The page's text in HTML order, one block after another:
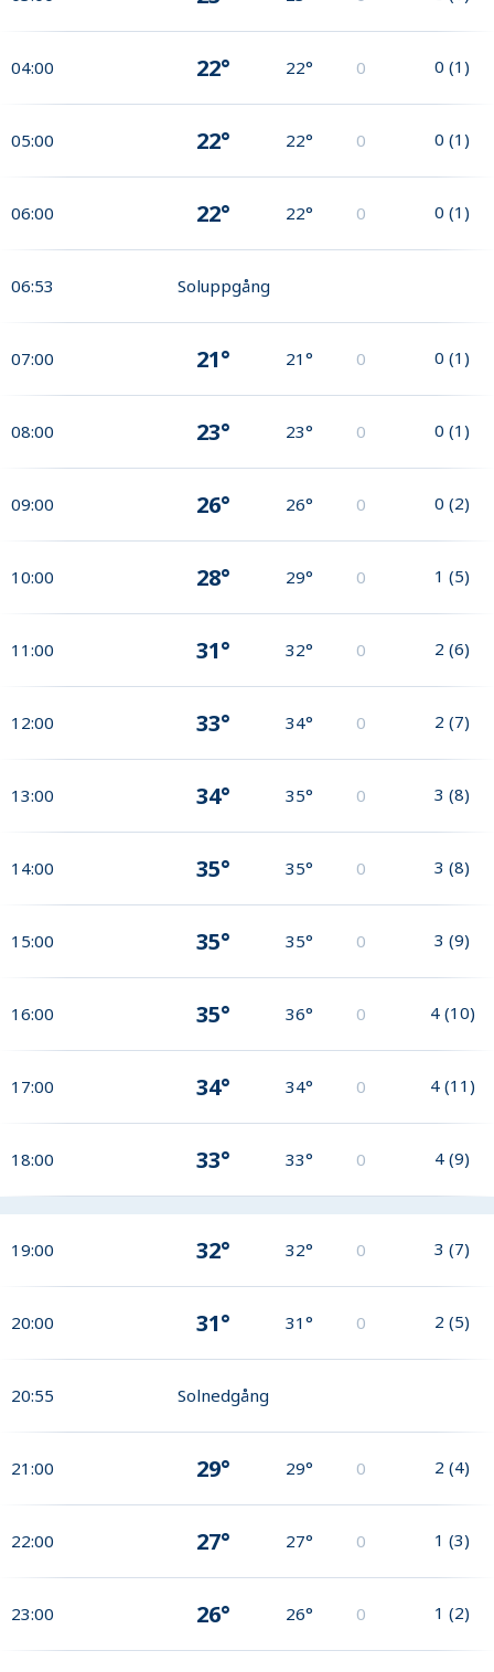
04:00 22° 22° 0 0 (1)
05:00 22° 22° 0 0 (1)
06:00 22° 22° 0 0 (1)
06:53 Soluppgång
07:00 21° 21° 0 0 (1)
08:00 23° 23° 0 0 (1)
09:00 26° 26° 0 0 (2)
10:00 28° 29° 0 1 (5)
11:00 31° 32° 0 2 (6)
12:00 33° 34° 0 2 (7)
13:00 34° 35° 0 3 (8)
14:00 35° 35° 0 3 (8)
15:00 35° 35° 0 3 (9)
16:00 35° 36° 0 4 (10)
17:00 34° 34° 0 4 (11)
18:00 33° 33° 0 4 (9)
19:00 32° 32° 0 3 (7)
20:00 31° 31° 0 2 (5)
20:55 Solnedgång
21:00 29° 29° 0 2 (4)
22:00 27° 27° 0 1 (3)
23:00 26° 26° 0 1 (2)